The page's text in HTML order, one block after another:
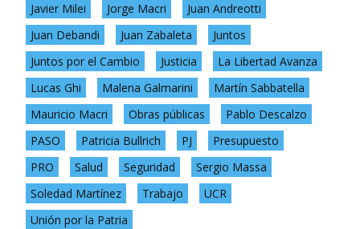
Javier Milei
Jorge Macri
Juan Andreotti
Juan Debandi
Juan Zabaleta
Juntos
Juntos por el Cambio
Justicia
La Libertad Avanza
Lucas Ghi
Malena Galmarini
Martín Sabbatella
Mauricio Macri
Obras públicas
Pablo Descalzo
PASO
Patricia Bullrich PJ
Presupuesto
PRO
Salud Seguridad
Sergio Massa
Soledad Martínez
Trabajo
UCR
Unión por la Patria